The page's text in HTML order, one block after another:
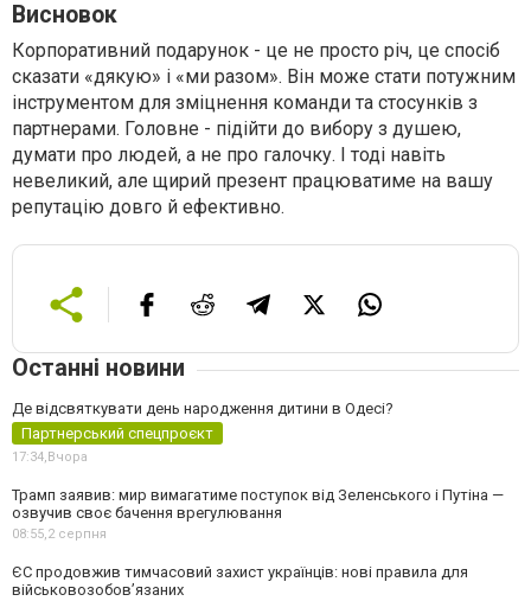
Висновок
Корпоративний подарунок - це не просто річ, це спосіб
сказати «дякую» і «ми разом». Він може стати потужним
інструментом для зміцнення команди та стосунків з
партнерами. Головне - підійти до вибору з душею,
думати про людей, а не про галочку. І тоді навіть
невеликий, але щирий презент працюватиме на вашу
репутацію довго й ефективно.
Останні новини
Де відсвяткувати день народження дитини в Одесі?
Партнерський спецпроєкт
17:34, Вчора
Трамп заявив: мир вимагатиме поступок від Зеленського і Путіна —
озвучив своє бачення врегулювання
08:55,2 серпня
ЄС продовжив тимчасовий захист українців: нові правила для
військовозобов’язаних